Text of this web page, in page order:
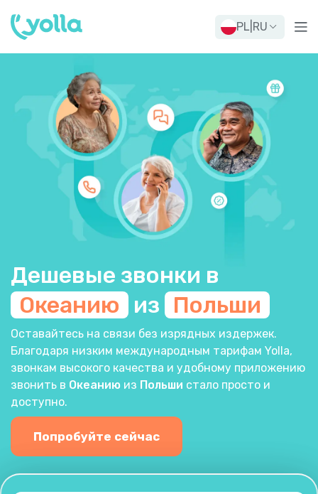
PL RU
Дешевые звонки в
Океанию
из Польши
Оставайтесь на связи без изрядных издержек.
Благодаря низким международным тарифам Yolla,
звонкам высокого качества и удобному приложению
звонить в Океанию из Польши стало просто и
доступно.
Попробуйте сейчас